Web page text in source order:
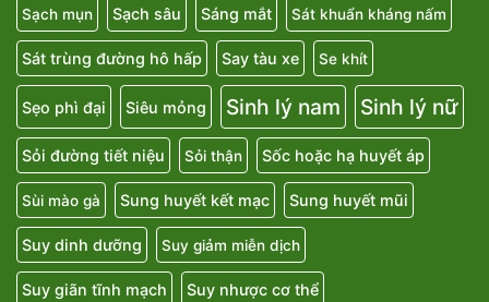
Sạch mụn Sạch sâu Sáng mắt Sát khuẩn kháng nấm
Sát trùng đường hô hấp Say tàu xe Se khít
Sẹo phì đại Siêu mỏng Sinh lý nam Sinh lý nữ
Sỏi đường tiết niệu Sỏi thận Sốc hoặc hạ huyết áp
Sùi mào gà Sung huyết kết mạc Sung huyết mũi
Suy dinh dưỡng Suy giảm miễn dịch
Suy giãn tĩnh mạch Suy nhược cơ thể